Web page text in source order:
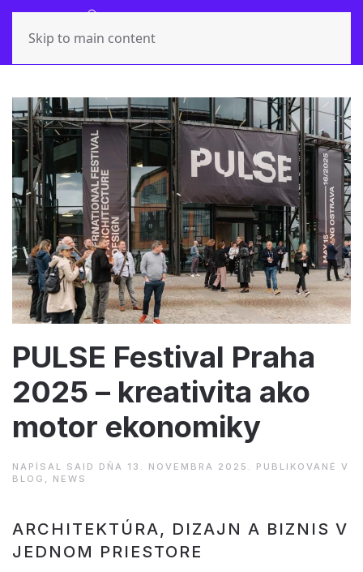
Skip to main content
PULSE Festival Praha
2025 – kreativita ako
motor ekonomiky
NAPÍSAL SAID DŇA 13. NOVEMBRA 2025
. PUBLIKOVANÉ V
BLOG
NEWS
ARCHITEKTÚRA, DIZAJN A BIZNIS V
JEDNOM PRIESTORE